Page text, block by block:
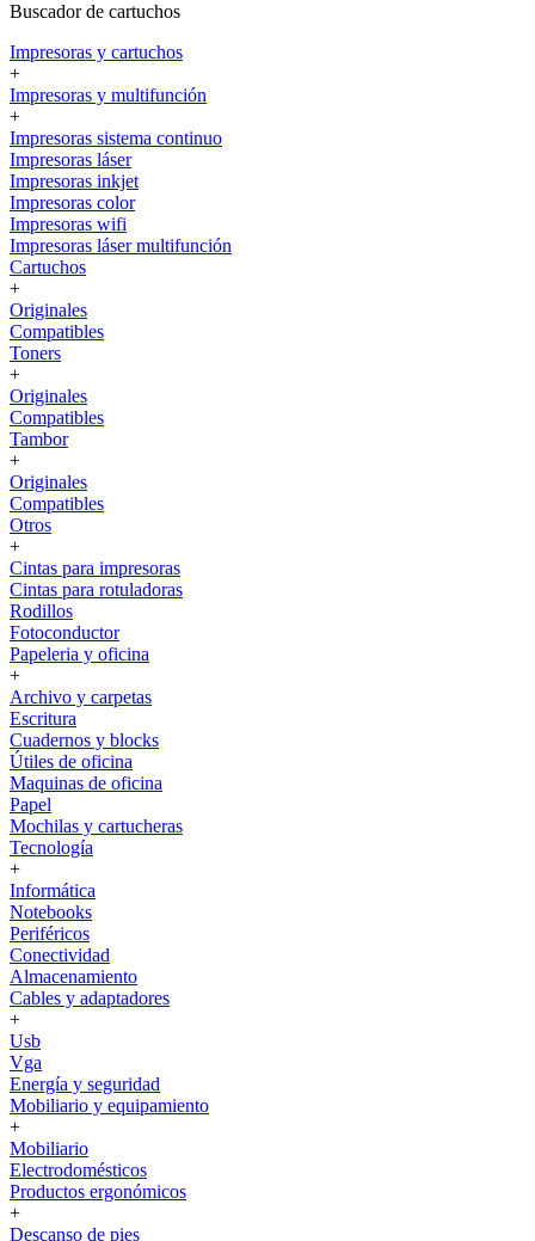
Buscador de cartuchos
Impresoras y cartuchos
+
Impresoras y multifunción
+
Impresoras sistema continuo
Impresoras láser
Impresoras inkjet
Impresoras color
Impresoras wifi
Impresoras láser multifunción
Cartuchos
+
Originales
Compatibles
Toners
+
Originales
Compatibles
Tambor
+
Originales
Compatibles
Otros
+
Cintas para impresoras
Cintas para rotuladoras
Rodillos
Fotoconductor
Papeleria y oficina
+
Archivo y carpetas
Escritura
Cuadernos y blocks
Útiles de oficina
Maquinas de oficina
Papel
Mochilas y cartucheras
Tecnología
+
Informática
Notebooks
Periféricos
Conectividad
Almacenamiento
Cables y adaptadores
+
Usb
Vga
Energía y seguridad
Mobiliario y equipamiento
+
Mobiliario
Electrodomésticos
Productos ergonómicos
+
Descanso de pies